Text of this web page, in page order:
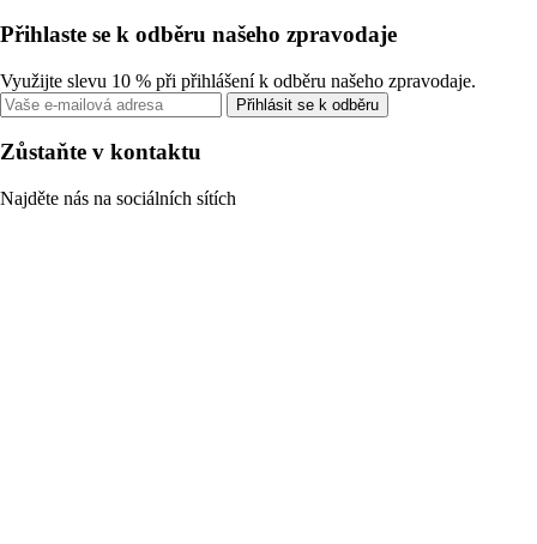
Přihlaste se k odběru našeho zpravodaje
Využijte slevu 10 % při přihlášení k odběru našeho zpravodaje.
Přihlásit se k odběru
Zůstaňte v kontaktu
Najděte nás na sociálních sítích